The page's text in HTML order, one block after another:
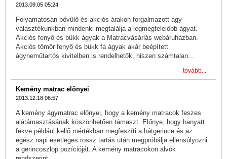
2013.09.05 05:24
Folyamatosan bővülő és akciós árakon forgalmazott ágy
választékunkban mindenki megtalálja a legmegfelelőbb ágyat.
Akciós fenyő és bükk ágyak a Matracvásárlás webáruházban.
Akciós tömör fenyő és bükk fa ágyak akár beépített
ágyneműtartós kivitelben is rendelhetők, hiszen számtalan...
tovább...
Kemény matrac előnyei
2013.12.18 06:57
A kemény ágymatrac előnyei, hogy a kemény matracok feszes
alátámasztásának köszönhetően támaszt. Előnye, hogy hanyatt
fekve például kellő mértékban megfeszíti a hátgerince és az
egész napi esetleges rossz tartás után megpróbálja ellensúlyozni
a gerincoszlop pozícióját. A kemény matracokon alvók